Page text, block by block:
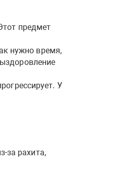
предмет
нужно время,
У
за рахита,